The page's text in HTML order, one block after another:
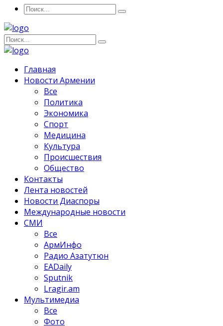
Главная
Новости Армении
Все
Политика
Экономика
Спорт
Медицина
Культура
Происшествия
Общество
Контакты
Лента новостей
Новости Диаспоры
Международные новости
СМИ
Все
АрмИнфо
Радио Азатутюн
EADaily
Sputnik
Lragir.am
Мультимедиа
Все
Фото